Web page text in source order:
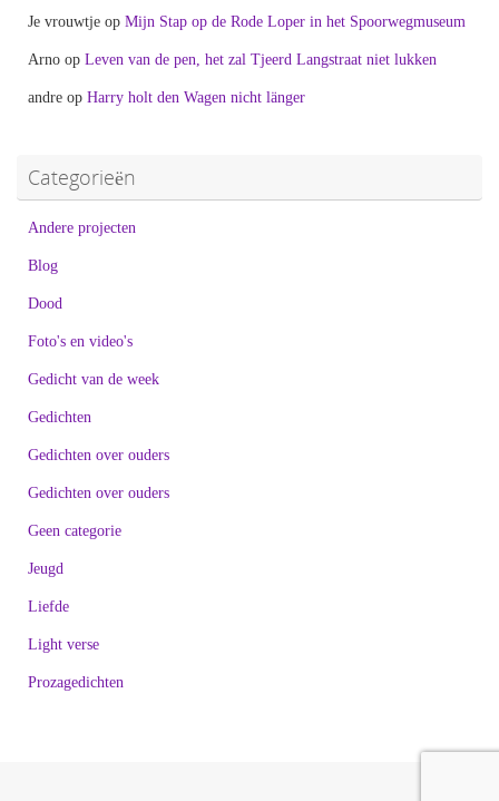
Je vrouwtje op Mijn Stap op de Rode Loper in het Spoorwegmuseum
Arno op Leven van de pen, het zal Tjeerd Langstraat niet lukken
andre op Harry holt den Wagen nicht länger
Categorieën
Andere projecten
Blog
Dood
Foto's en video's
Gedicht van de week
Gedichten
Gedichten over ouders
Gedichten over ouders
Geen categorie
Jeugd
Liefde
Light verse
Prozagedichten